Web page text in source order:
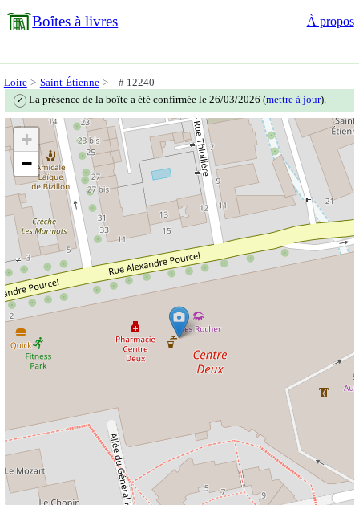
Boîtes à livres À propos
Loire Saint-Étienne # 12240
✓ La présence de la boîte a été confirmée le 26/03/2026 (mettre à jour).
+
−